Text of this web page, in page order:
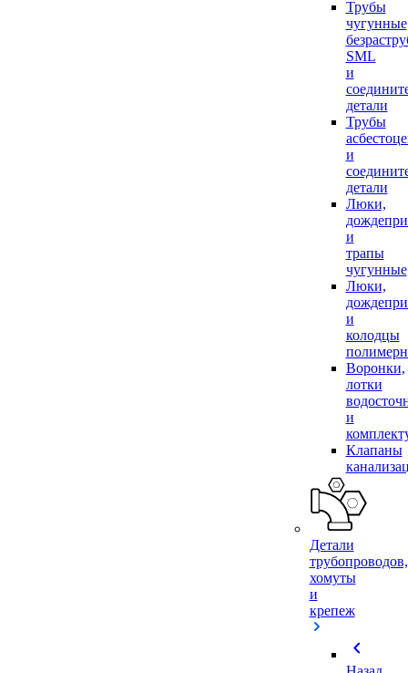
Трубы
чугунные
SML
и
детали
Трубы
и
детали
Люки,
и
трапы
чугунные
Люки,
и
колодцы
Воронки,
лотки
и
Клапаны
Детали
трубопроводов,
хомуты
и
крепеж
chevron_left